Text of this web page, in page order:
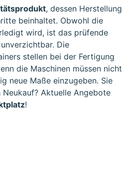
, dessen Herstellung
beinhaltet. Obwohl die
wird, ist das prüfende
Die
stellen bei der Fertigung
die Maschinen müssen nicht
neue Maße einzugeben. Sie
Neukauf? Aktuelle Angebote
!